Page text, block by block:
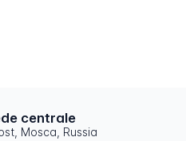
centrale
Mosca, Russia